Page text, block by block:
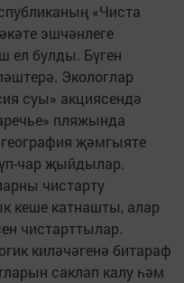
«Чиста
эшчәнлеге
ел булды. Бүген
Экологлар
суы» акциясендә
пляжында
җәмгыяте
чар җыйдылар.
чистарту
кеше катнашты, алар
чистарттылар.
киләчәгенә битараф
саклап калу һәм